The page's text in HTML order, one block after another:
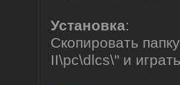
Установка:
Скопировать
II\pc\dlcs\" и